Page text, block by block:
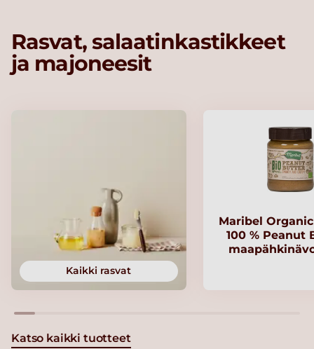
Rasvat, salaatinkastikkeet
ja majoneesit
Kaikki rasvat
Maribel
100 % Peanut
Katso kaikki tuotteet